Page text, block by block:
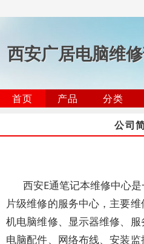
西安广居电脑维
首页 产品 分类
公司
西安E通笔记本维修中心
片级维修的服务中心，主要
机电脑维修、显示器维修、服
电脑配件、网络布线、安装